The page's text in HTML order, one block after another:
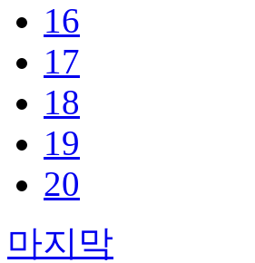
16
17
18
19
20
마지막